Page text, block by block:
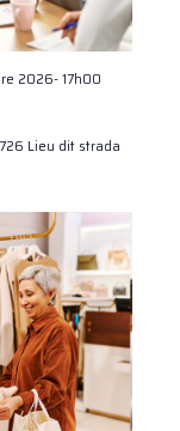
2026- 17h00
726 Lieu dit strada